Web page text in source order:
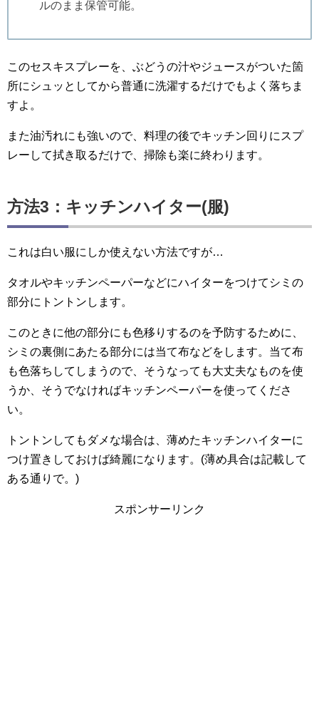
ルのまま保管可能。
このセスキスプレーを、ぶどうの汁やジュースがついた箇
所にシュッとしてから普通に洗濯するだけでもよく落ちま
すよ。
また油汚れにも強いので、料理の後でキッチン回りにスプ
レーして拭き取るだけで、掃除も楽に終わります。
方法3：キッチンハイター(服)
これは白い服にしか使えない方法ですが…
タオルやキッチンペーパーなどにハイターをつけてシミの
部分にトントンします。
このときに他の部分にも色移りするのを予防するために、
シミの裏側にあたる部分には当て布などをします。当て布
も色落ちしてしまうので、そうなっても大丈夫なものを使
うか、そうでなければキッチンペーパーを使ってくださ
い。
トントンしてもダメな場合は、薄めたキッチンハイターに
つけ置きしておけば綺麗になります。(薄め具合は記載して
ある通りで。)
スポンサーリンク